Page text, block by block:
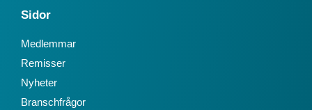
Sidor
Medlemmar
Remisser
Nyheter
Branschfrågor